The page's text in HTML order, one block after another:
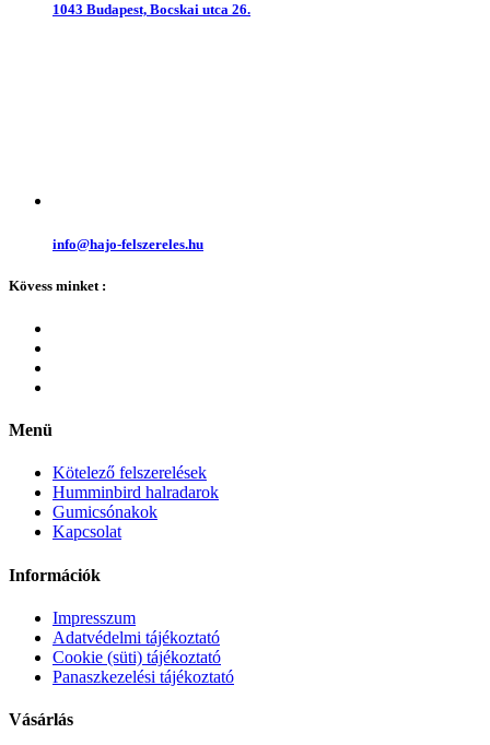
1043 Budapest, Bocskai utca 26.
info@hajo-felszereles.hu
Kövess minket :
Menü
Kötelező felszerelések
Humminbird halradarok
Gumicsónakok
Kapcsolat
Információk
Impresszum
Adatvédelmi tájékoztató
Cookie (süti) tájékoztató
Panaszkezelési tájékoztató
Vásárlás